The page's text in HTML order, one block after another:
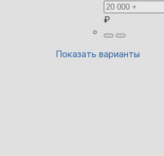
₽
Показать варианты